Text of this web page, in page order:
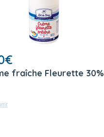
€
fraîche Fleurette 30%